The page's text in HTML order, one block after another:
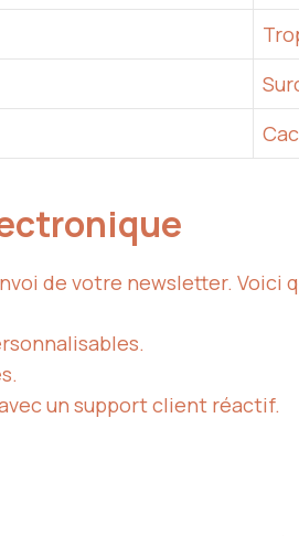
de votre newsletter. Voici
un support client réactif.